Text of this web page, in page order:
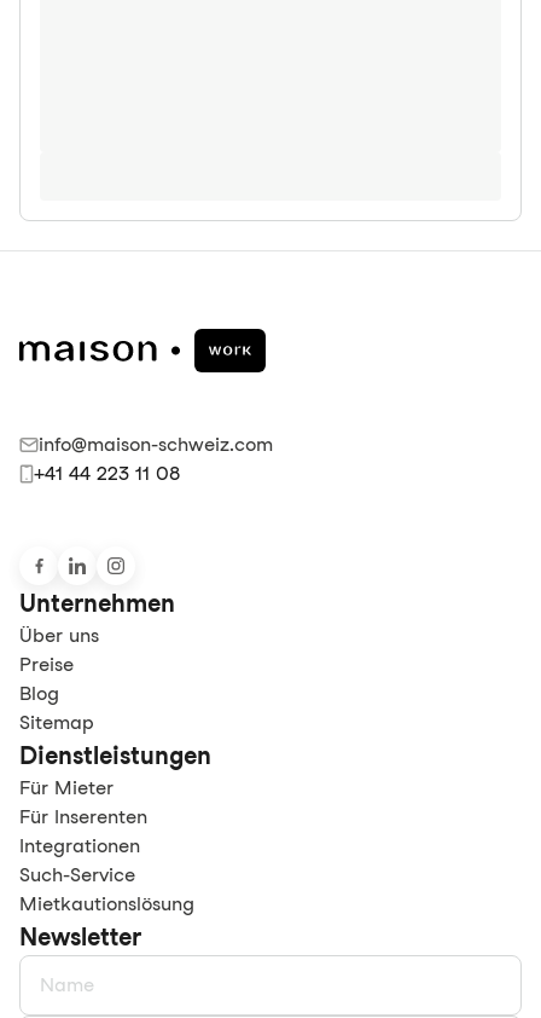
info@maison-schweiz.com
+41 44 223 11 08
Unternehmen
Über uns
Preise
Blog
Sitemap
Dienstleistungen
Für Mieter
Für Inserenten
Integrationen
Such-Service
Mietkautionslösung
Newsletter